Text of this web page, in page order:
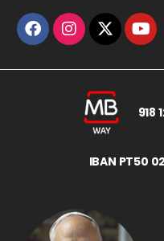
918
IBAN PT50